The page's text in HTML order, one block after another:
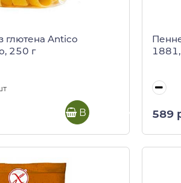
глютена Antico
250 г
В корзину
1881,
589